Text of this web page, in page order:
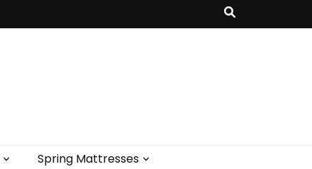
Spring Mattresses